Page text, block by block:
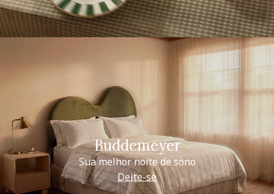
Buddemeyer
Sua melhor noite de sono
Deite-se